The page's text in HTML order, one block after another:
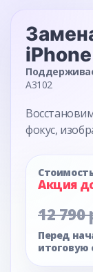
A3102
фокус,
Акция
12 790
Перед
итоговую